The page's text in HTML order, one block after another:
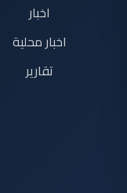
اخبار
اخبار محلية
تقارير